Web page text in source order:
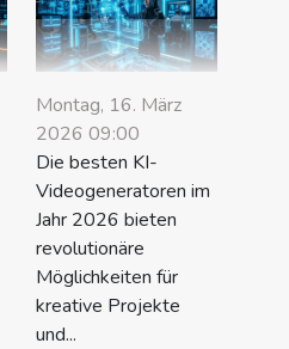
Montag, 16. März
2026 09:00
Die besten KI-
Videogeneratoren im
Jahr 2026 bieten
revolutionäre
Möglichkeiten für
kreative Projekte
und...